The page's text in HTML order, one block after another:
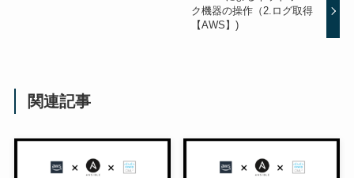
ク機器の操作（2.ログ取得
【AWS】)
関連記事